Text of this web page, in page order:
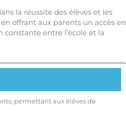
la réussite des élèves et les
offrant aux parents un accès en
entre l’école et la
permettant aux élèves de